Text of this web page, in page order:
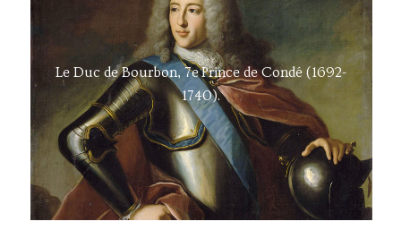
Le Duc de Bourbon, 7e Prince de Condé (1692-
1740).